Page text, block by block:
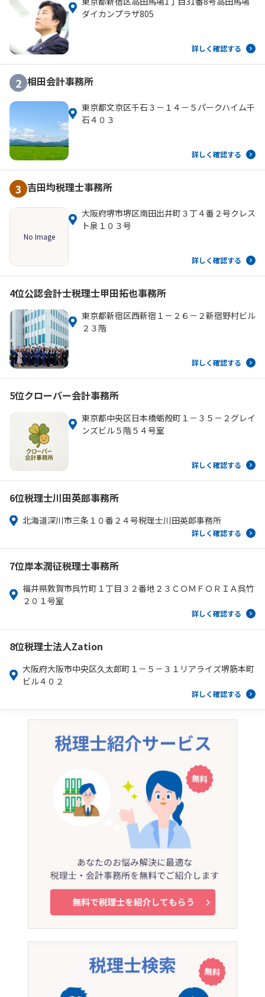
ダイカンプラザ805
詳しく確認する
2 相田会計事務所
東京都文京区千石３－１４－５パークハイム千
石４０３
詳しく確認する
3 吉田均税理士事務所
No Image
大阪府堺市堺区南田出井町３丁４番２号クレス
ト泉１０３号
詳しく確認する
4位公認会計士税理士甲田拓也事務所
東京都新宿区西新宿１－２６－２新宿野村ビル
２３階
詳しく確認する
5位クローバー会計事務所
東京都中央区日本橋蛎殻町１－３５－２グレイ
ンズビル５階５４号室
詳しく確認する
6位税理士川田英郎事務所
北海道深川市三条１０番２４号税理士川田英郎事務所
詳しく確認する
7位岸本潤征税理士事務所
福井県敦賀市呉竹町１丁目３２番地２３ＣＯＭＦＯＲＩＡ呉竹
２０１号室
詳しく確認する
8位税理士法人Zation
大阪府大阪市中央区久太郎町１－５－３１リアライズ堺筋本町
ビル４０２
詳しく確認する